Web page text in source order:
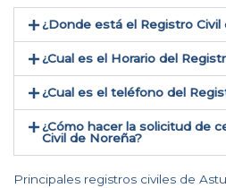
¿Donde está el Registro Civil
¿Cual es el Horario del
¿Cual es el teléfono del
¿Cómo hacer la solicitud de
Civil de Noreña​?
Principales registros civiles de